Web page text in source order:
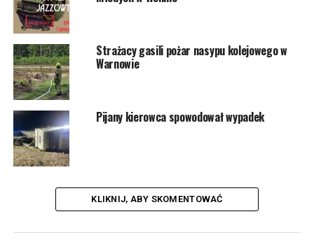
NASTĘPNY
Seniorzy z Dargobądza spotkali się przy wspólnym
posiłku
NIE PRZEGAP
Noga z gazu na budowanych odcinkach ekspresowej
„trójki”
Strażacy gasili pożar nasypu kolejowego w
Warnowie
Pijany kierowca spowodował wypadek
KLIKNIJ, ABY SKOMENTOWAĆ